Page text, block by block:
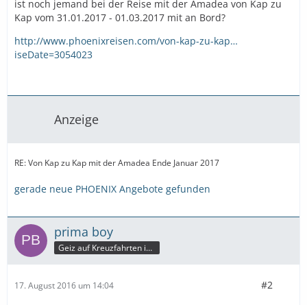
ist noch jemand bei der Reise mit der Amadea von Kap zu
Kap vom 31.01.2017 - 01.03.2017 mit an Bord?
http://www.phoenixreisen.com/von-kap-zu-kap…
iseDate=3054023
Anzeige
RE: Von Kap zu Kap mit der Amadea Ende Januar 2017
gerade neue PHOENIX Angebote gefunden
prima boy
Geiz auf Kreuzfahrten ist nicht geil!
17. August 2016 um 14:04 #2